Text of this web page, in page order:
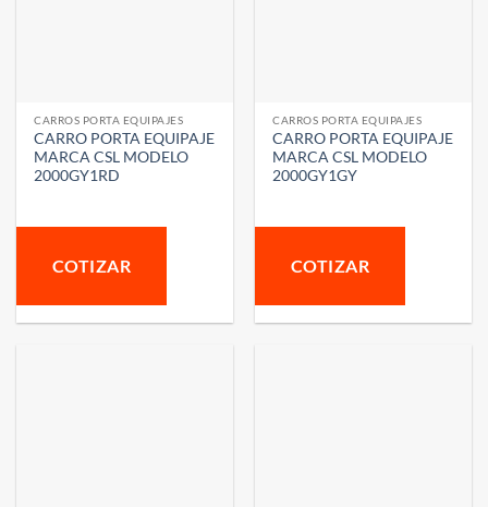
CARROS PORTA EQUIPAJES
CARRO PORTA EQUIPAJE
MARCA CSL MODELO
2000GY1RD
COTIZAR
CARROS PORTA EQUIPAJES
CARRO PORTA EQUIPAJE
MARCA CSL MODELO
2000GY1GY
COTIZAR